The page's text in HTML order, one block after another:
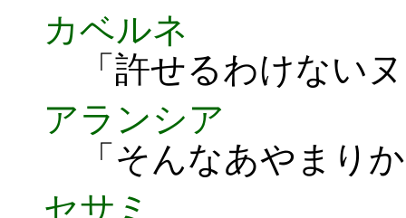
カベルネ
「許せるわけない
アランシア
「そんなあやまり
セサミ